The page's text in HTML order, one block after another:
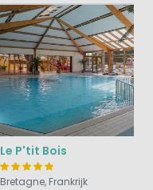
Le P'tit Bois
Bretagne, Frankrijk